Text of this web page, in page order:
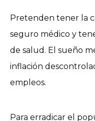
Pretenden tener la
seguro médico y
de salud. El sueño
inflación
empleos.
Para erradicar el